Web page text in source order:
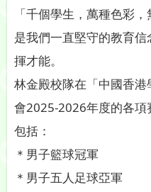
「千個學生，萬種色彩，
是我們一直堅守的教育
揮才能。
林金殿校隊在「中國香
會2025-2026年度的各項
包括：
＊男子籃球冠軍
＊男子五人足球亞軍